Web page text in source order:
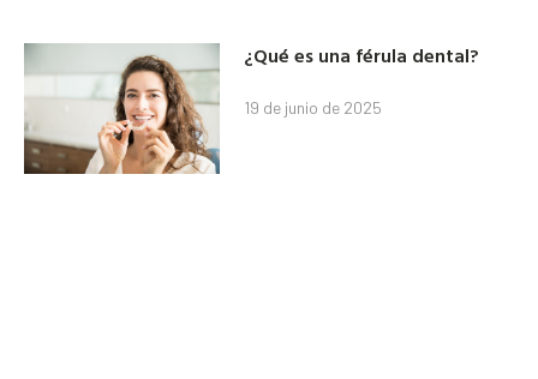
¿Qué es una férula dental?
19 de junio de 2025